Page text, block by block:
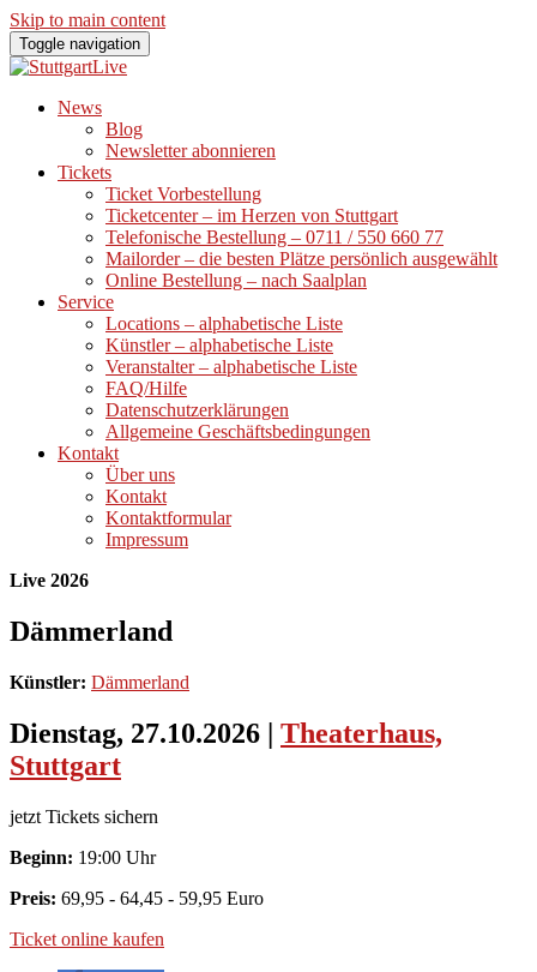
Skip to main content
Toggle navigation
News
Blog
Newsletter abonnieren
Tickets
Ticket Vorbestellung
Ticketcenter – im Herzen von Stuttgart
Telefonische Bestellung – 0711 / 550 660 77
Mailorder – die besten Plätze persönlich ausgewählt
Online Bestellung – nach Saalplan
Service
Locations – alphabetische Liste
Künstler – alphabetische Liste
Veranstalter – alphabetische Liste
FAQ/Hilfe
Datenschutzerklärungen
Allgemeine Geschäftsbedingungen
Kontakt
Über uns
Kontakt
Kontaktformular
Impressum
Live 2026
Dämmerland
Künstler: Dämmerland
Dienstag, 27.10.2026 | Theaterhaus,
Stuttgart
jetzt Tickets sichern
Beginn: 19:00 Uhr
Preis: 69,95 - 64,45 - 59,95 Euro
Ticket online kaufen